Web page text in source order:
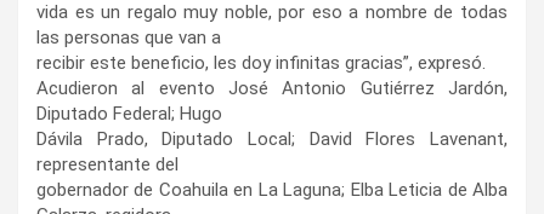
vida es un regalo muy noble, por eso a nombre de todas
las personas que van a
recibir este beneficio, les doy infinitas gracias”, expresó.
Acudieron al evento José Antonio Gutiérrez Jardón,
Diputado Federal; Hugo
Dávila Prado, Diputado Local; David Flores Lavenant,
representante del
gobernador de Coahuila en La Laguna; Elba Leticia de Alba